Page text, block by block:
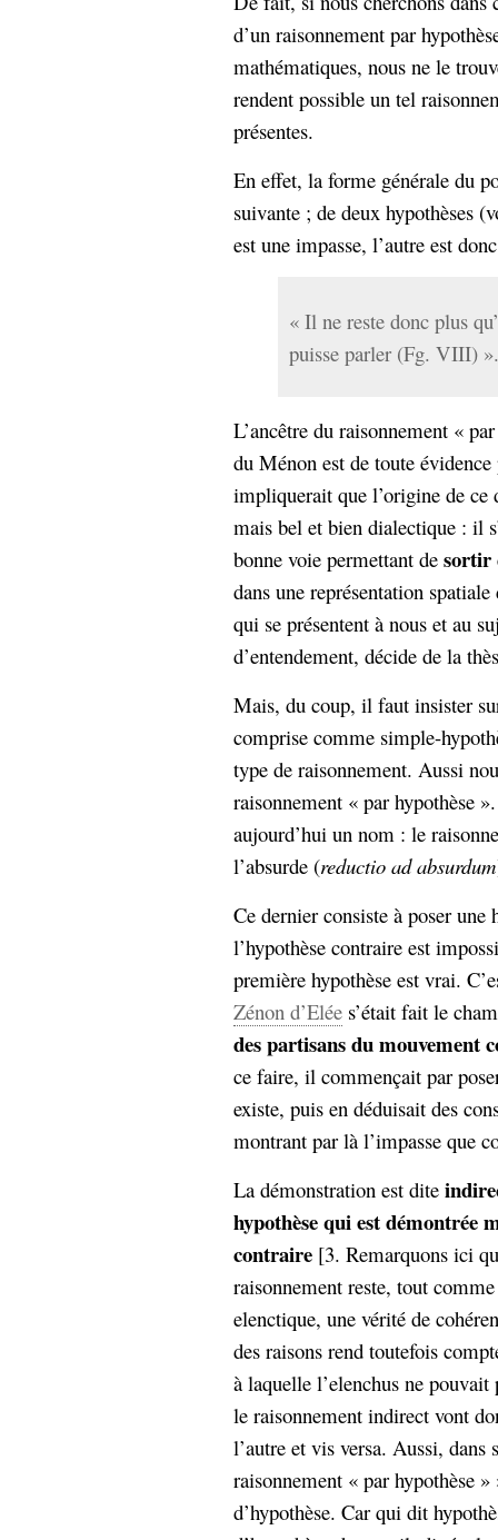
d’un raisonnement par
mathématiques, nous ne le
rendent possible un tel
présentes.
En effet, la forme générale du
suivante ; de deux hypothèses
est une impasse, l’autre est
« Il ne reste donc plus
puisse parler (Fg. VIII) ».
L’ancêtre du raisonnement «
du Ménon est de toute
impliquerait que l’origine de ce
mais bel et bien dialectique : il
bonne voie permettant de sortir
dans une représentation
qui se présentent à nous et au
d’entendement, décide de la
Mais, du coup, il faut insister
comprise comme simple-
type de raisonnement. Aussi
raisonnement « par hypothèse
aujourd’hui un nom : le
l’absurde (reductio ad absurdum
Ce dernier consiste à poser une
l’hypothèse contraire est
première hypothèse est vrai.
Zénon d’Elée s’était fait le
des partisans du mouvement
ce faire, il commençait par
existe, puis en déduisait des
montrant par là l’impasse que
La démonstration est dite
hypothèse qui est démontrée
contraire [3. Remarquons ici
raisonnement reste, tout
elenctique, une vérité de
des raisons rend toutefois
à laquelle l’elenchus ne pouvait
le raisonnement indirect vont
l’autre et vis versa. Aussi,
raisonnement « par hypothèse
d’hypothèse. Car qui dit